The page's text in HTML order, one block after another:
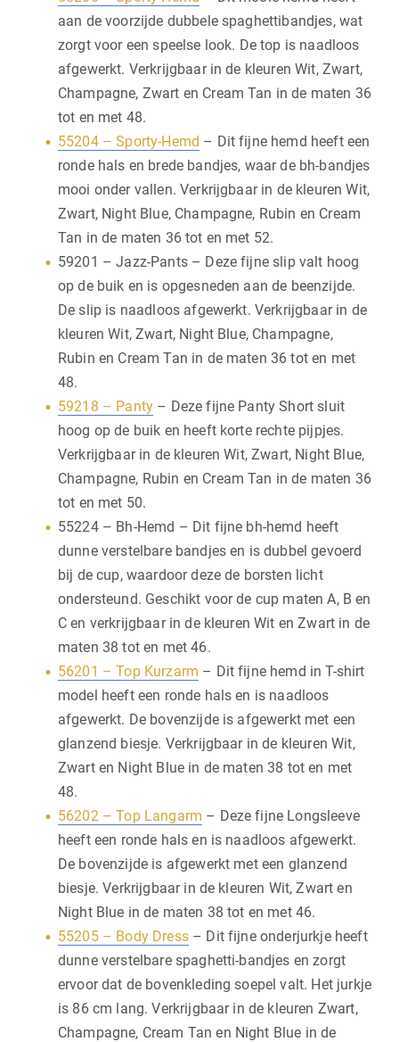
aan de voorzijde dubbele spaghettibandjes, wat
zorgt voor een speelse look. De top is naadloos
afgewerkt. Verkrijgbaar in de kleuren Wit, Zwart,
Champagne, Zwart en Cream Tan in de maten 36
tot en met 48.
55204 – Sporty-Hemd – Dit fijne hemd heeft een
ronde hals en brede bandjes, waar de bh-bandjes
mooi onder vallen. Verkrijgbaar in de kleuren Wit,
Zwart, Night Blue, Champagne, Rubin en Cream
Tan in de maten 36 tot en met 52.
59201 – Jazz-Pants – Deze fijne slip valt hoog
op de buik en is opgesneden aan de beenzijde.
De slip is naadloos afgewerkt. Verkrijgbaar in de
kleuren Wit, Zwart, Night Blue, Champagne,
Rubin en Cream Tan in de maten 36 tot en met
48.
59218 – Panty – Deze fijne Panty Short sluit
hoog op de buik en heeft korte rechte pijpjes.
Verkrijgbaar in de kleuren Wit, Zwart, Night Blue,
Champagne, Rubin en Cream Tan in de maten 36
tot en met 50.
55224 – Bh-Hemd – Dit fijne bh-hemd heeft
dunne verstelbare bandjes en is dubbel gevoerd
bij de cup, waardoor deze de borsten licht
ondersteund. Geschikt voor de cup maten A, B en
C en verkrijgbaar in de kleuren Wit en Zwart in de
maten 38 tot en met 46.
56201 – Top Kurzarm – Dit fijne hemd in T-shirt
model heeft een ronde hals en is naadloos
afgewerkt. De bovenzijde is afgewerkt met een
glanzend biesje. Verkrijgbaar in de kleuren Wit,
Zwart en Night Blue in de maten 38 tot en met
48.
56202 – Top Langarm – Deze fijne Longsleeve
heeft een ronde hals en is naadloos afgewerkt.
De bovenzijde is afgewerkt met een glanzend
biesje. Verkrijgbaar in de kleuren Wit, Zwart en
Night Blue in de maten 38 tot en met 46.
55205 – Body Dress– Dit fijne onderjurkje heeft
dunne verstelbare spaghetti-bandjes en zorgt
ervoor dat de bovenkleding soepel valt. Het jurkje
is 86 cm lang. Verkrijgbaar in de kleuren Zwart,
Champagne, Cream Tan en Night Blue in de